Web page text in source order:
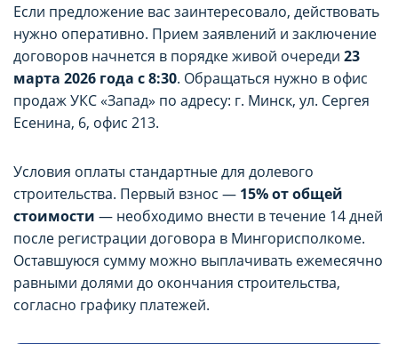
Если предложение вас заинтересовало, действовать
нужно оперативно. Прием заявлений и заключение
договоров начнется в порядке живой очереди 23
марта 2026 года с 8:30. Обращаться нужно в офис
продаж УКС «Запад» по адресу: г. Минск, ул. Сергея
Есенина, 6, офис 213.
Условия оплаты стандартные для долевого
строительства. Первый взнос — 15% от общей
стоимости — необходимо внести в течение 14 дней
после регистрации договора в Мингорисполкоме.
Оставшуюся сумму можно выплачивать ежемесячно
равными долями до окончания строительства,
согласно графику платежей.